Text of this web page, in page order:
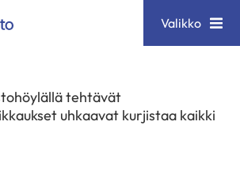
Valikko
tehtävät
uhkaavat kurjistaa kaikki